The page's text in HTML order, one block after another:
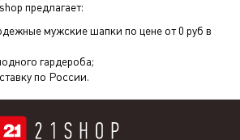
предлагает:
мужские шапки по цене от 0 руб в
гардероба;
по России.